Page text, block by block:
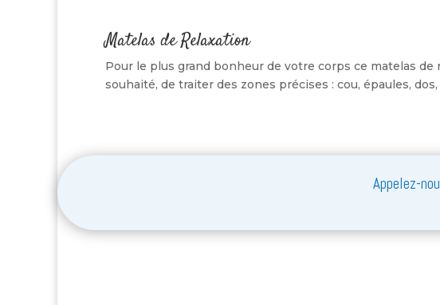
Matelas de Relaxation
Pour le plus grand bonheur de votre corps ce matelas
souhaité, de traiter des zones précises : cou, épaules,
Appelez-